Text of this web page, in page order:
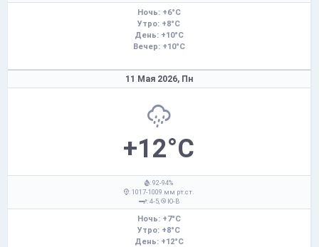
Ночь: +6°C
Утро: +8°C
День: +10°C
Вечер: +10°C
11 Мая 2026, Пн
+12°C
: 92-94%
: 1017-1009 мм рт.ст.
: 4-5,
Ю-В
Ночь: +7°C
Утро: +8°C
День: +12°C